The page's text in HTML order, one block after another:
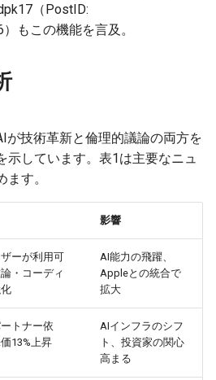
2026-03-07
2026-03-04
2026-03-03
2026-03-02
2026-03-01
2026-02-28
2026-02-27
2026-02-26
2025-08-22
2025-08-19
2025-08-18
2025-08-17
2025-08-16
2025-08-15
2025-08-14
2025-08-13
2026-03-04
2026-03-01
2026-02-28
2026-02-27
2026-02-26
2026-02-25
2026-02-24
2026-02-23
2026-03-03
2026-02-28
2026-02-27
2026-02-26
2026-02-25
2026-02-24
2026-02-23
2026-02-22
（PostID:
もこの機能を言及。
が技術革新と倫理的議論の両方を
示しています。表1は主要なニュ
す。
影響
ーが利用可
・コーディ
AI能力の飛躍、
Appleとの統合で
拡大
トナー依
13%上昇
AIインフラのシフ
ト、投資家の関心
高まる